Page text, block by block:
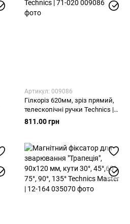
Артикул: 009086
Гілкоріз 620мм, зріз прямий,
телескопічні ручки Technics |
71-020
811.00 грн